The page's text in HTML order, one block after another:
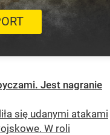
Jest nagranie
się udanymi atakami
W roli